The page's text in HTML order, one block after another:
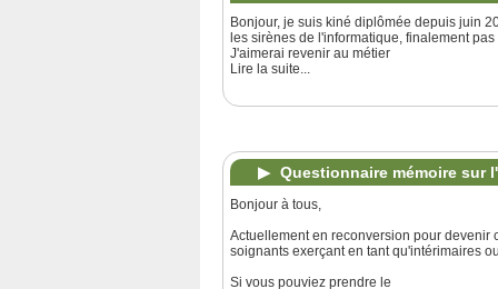
Bonjour, je suis kiné diplômée depuis juin
les sirènes de l'informatique, finalement
J'aimerai revenir au métier
Lire la suite...
Questionnaire mémoire sur
Bonjour à tous,
Actuellement en reconversion pour devenir
soignants exerçant en tant qu'intérimaires
Si vous pouviez prendre le